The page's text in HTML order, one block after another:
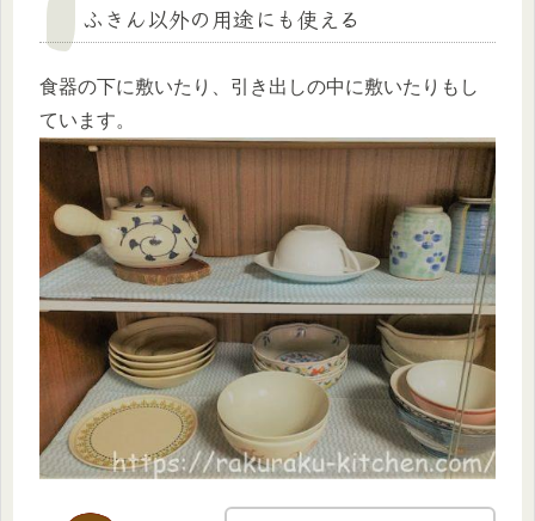
ふきん以外の用途にも使える
食器の下に敷いたり、引き出しの中に敷いたりもし
ています。